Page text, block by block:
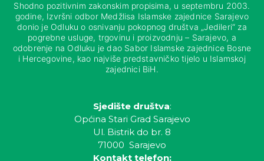
Shodno pozitivnim zakonskim propisima, u septembru 2003.
godine, Izvršni odbor Medžlisa Islamske zajednice Sarajevo
donio je Odluku o osnivanju pokopnog društva „Jedileri“ za
pogrebne usluge, trgovinu i proizvodnju – Sarajevo, a
odobrenje na Odluku je dao Sabor Islamske zajednice Bosne
i Hercegovine, kao najviše predstavničko tijelo u Islamskoj
zajednici BiH.
Sjedište društva:
Općina Stari Grad Sarajevo
Ul. Bistrik do br. 8
71000 Sarajevo
Kontakt telefon: